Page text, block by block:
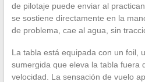
de pilotaje puede enviar al
se sostiene directamente en la
de problema, cae al agua, sin
La tabla está equipada con un foil,
sumergida que eleva la tabla fuera
velocidad. La sensación de vuelo